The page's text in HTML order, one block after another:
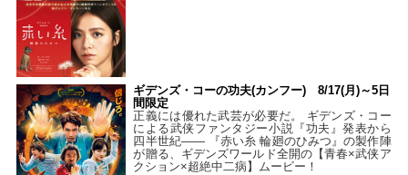
ギデンズ・コーの功夫(カンフー) 8/17(月)～5日
間限定
正義には優れた武芸が必要だ。 ギデンズ・コー
による武侠ファンタジー小説『功夫』発表から
四半世紀―― 『赤い糸 輪廻のひみつ』の製作陣
が贈る、ギデンズワールド全開の【青春×武侠ア
クション×超絶中二病】ムービー！